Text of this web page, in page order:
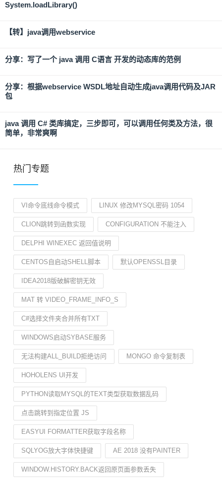
System.loadLibrary()
【转】java调用webservice
分享：写了一个 java 调用 C语言 开发的动态库的范例
分享：根据webservice WSDL地址自动生成java调用代码及JAR
包
java 调用 C# 类库搞定，三步即可，可以调用任何类及方法，很
简单，非常爽啊
热门专题
VI命令底线命令模式 LINUX 修改MYSQL密码 1054
CLION跳转到函数实现 CONFIGURATION 不能注入
DELPHI WINEXEC 返回值说明
CENTOS自启动SHELL脚本 默认OPENSSL目录
IDEA2018版破解密钥无效
MAT 转 VIDEO_FRAME_INFO_S
C#选择文件夹合并所有TXT
WINDOWS启动SYBASE服务
无法构建ALL_BUILD拒绝访问 MONGO 命令复制表
HOHOLENS UI开发
PYTHON读取MYSQL的TEXT类型获取数据乱码
点击跳转到指定位置 JS
EASYUI FORMATTER获取字段名称
SQLYOG放大字体快捷键 AE 2018 没有PAINTER
WINDOW.HISTORY.BACK返回原页面参数丢失